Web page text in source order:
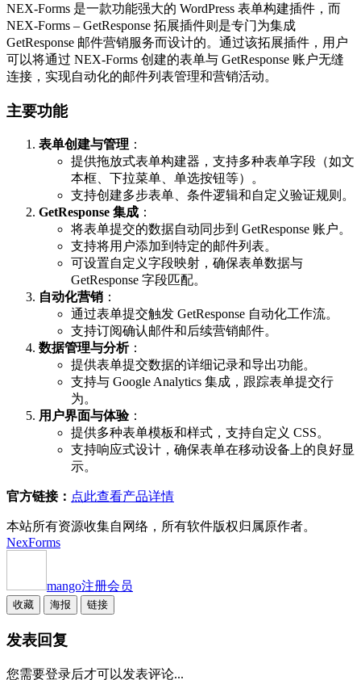
NEX-Forms 是一款功能强大的 WordPress 表单构建插件，而
NEX-Forms – GetResponse 拓展插件则是专门为集成
GetResponse 邮件营销服务而设计的。通过该拓展插件，用户
可以将通过 NEX-Forms 创建的表单与 GetResponse 账户无缝
连接，实现自动化的邮件列表管理和营销活动。
主要功能
表单创建与管理 ：
提供拖放式表单构建器，支持多种表单字段（如文
本框、下拉菜单、单选按钮等）。
支持创建多步表单、条件逻辑和自定义验证规则。
GetResponse 集成 ：
将表单提交的数据自动同步到 GetResponse 账户。
支持将用户添加到特定的邮件列表。
可设置自定义字段映射，确保表单数据与
GetResponse 字段匹配。
自动化营销 ：
通过表单提交触发 GetResponse 自动化工作流。
支持订阅确认邮件和后续营销邮件。
数据管理与分析：
提供表单提交数据的详细记录和导出功能。
支持与 Google Analytics 集成，跟踪表单提交行
为。
用户界面与体验：
提供多种表单模板和样式，支持自定义 CSS。
支持响应式设计，确保表单在移动设备上的良好显
示。
官方链接： 点此查看产品详情
本站所有资源收集自网络，所有软件版权归属原作者。
NexForms
mango注册会员
收藏 海报 链接
发表回复
您需要登录后才可以发表评论...